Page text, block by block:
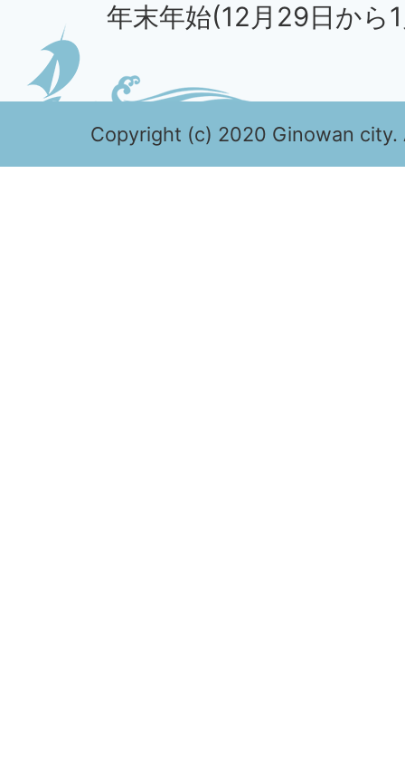
年末年始(12月29日から
Copyright (c) 2020 Ginowan city.